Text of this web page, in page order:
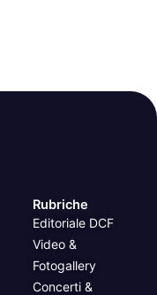
Rubriche
Editoriale DCF
Video &
Fotogallery
Concerti &